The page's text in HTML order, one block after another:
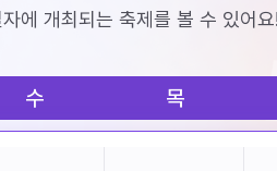
에 개최되는 축제를 볼 수 있어
수 목